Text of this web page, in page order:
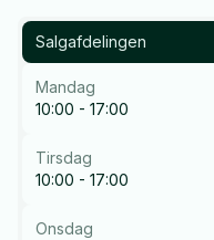
Salgafdelingen
Mandag
10:00 - 17:00
Tirsdag
10:00 - 17:00
Onsdag